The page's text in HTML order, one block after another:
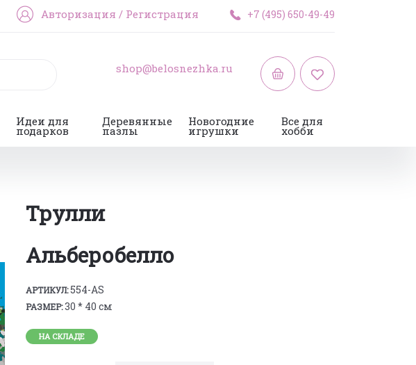
Авторизация / Регистрация +7 (495) 650-49-49
shop@belosnezhka.ru
Идеи для
подарков
Деревянные
пазлы
Новогодние
игрушки
Все для
хобби
Трулли
Альберобелло
АРТИКУЛ:554-AS
РАЗМЕР:30 * 40 см
НА СКЛАДЕ